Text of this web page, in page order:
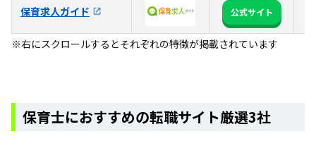
保育求人ガイド 公式サイト
※右にスクロールするとそれぞれの特徴が掲載されています
保育士におすすめの転職サイト厳選3社